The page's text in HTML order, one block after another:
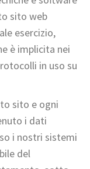
sito web
esercizio,
è implicita nei
in uso su
sito e ogni
i dati
i nostri sistemi
del